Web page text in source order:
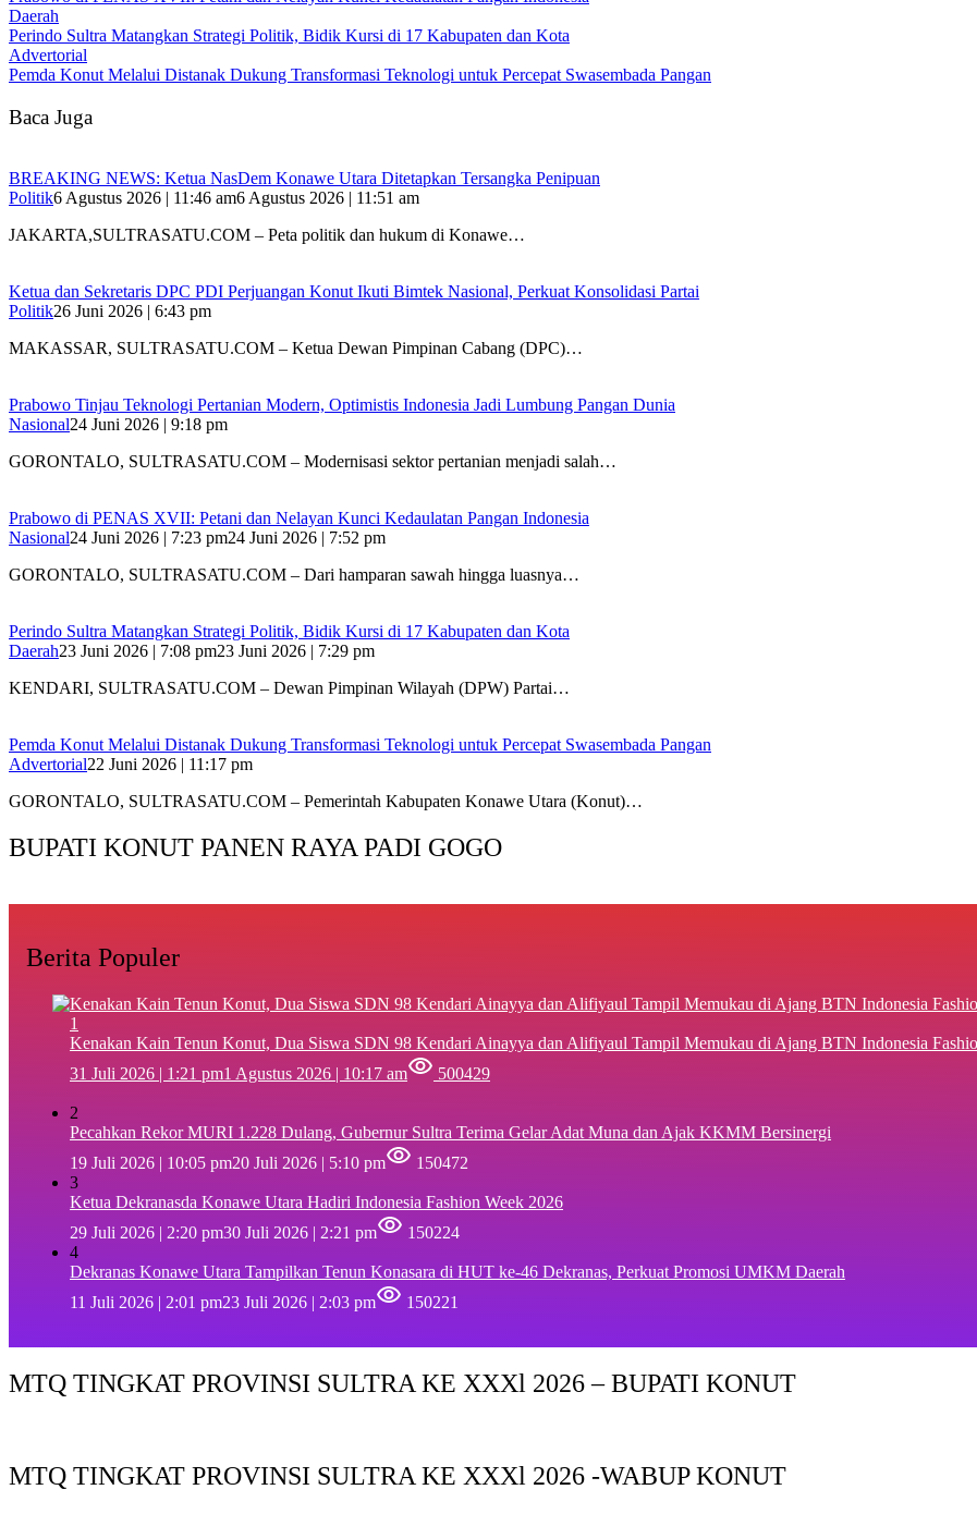
Daerah
Perindo Sultra Matangkan Strategi Politik, Bidik Kursi di 17 Kabupaten dan Kota
Advertorial
Pemda Konut Melalui Distanak Dukung Transformasi Teknologi untuk Percepat Swasembada Pangan
Baca Juga
BREAKING NEWS: Ketua NasDem Konawe Utara Ditetapkan Tersangka Penipuan
Politik6 Agustus 2026 | 11:46 am6 Agustus 2026 | 11:51 am
JAKARTA,SULTRASATU.COM – Peta politik dan hukum di Konawe…
Ketua dan Sekretaris DPC PDI Perjuangan Konut Ikuti Bimtek Nasional, Perkuat Konsolidasi Partai
Politik26 Juni 2026 | 6:43 pm
MAKASSAR, SULTRASATU.COM – Ketua Dewan Pimpinan Cabang (DPC)…
Prabowo Tinjau Teknologi Pertanian Modern, Optimistis Indonesia Jadi Lumbung Pangan Dunia
Nasional24 Juni 2026 | 9:18 pm
GORONTALO, SULTRASATU.COM – Modernisasi sektor pertanian menjadi salah…
Prabowo di PENAS XVII: Petani dan Nelayan Kunci Kedaulatan Pangan Indonesia
Nasional24 Juni 2026 | 7:23 pm24 Juni 2026 | 7:52 pm
GORONTALO, SULTRASATU.COM – Dari hamparan sawah hingga luasnya…
Perindo Sultra Matangkan Strategi Politik, Bidik Kursi di 17 Kabupaten dan Kota
Daerah23 Juni 2026 | 7:08 pm23 Juni 2026 | 7:29 pm
KENDARI, SULTRASATU.COM – Dewan Pimpinan Wilayah (DPW) Partai…
Pemda Konut Melalui Distanak Dukung Transformasi Teknologi untuk Percepat Swasembada Pangan
Advertorial22 Juni 2026 | 11:17 pm
GORONTALO, SULTRASATU.COM – Pemerintah Kabupaten Konawe Utara (Konut)…
BUPATI KONUT PANEN RAYA PADI GOGO
Berita Populer
1
‎Kenakan Kain Tenun Konut, Dua Siswa SDN 98 Kendari Ainayya dan Alifiyaul Tampil Memukau di Ajang BTN Indonesia
31 Juli 2026 | 1:21 pm1 Agustus 2026 | 10:17 am 500429
2
Pecahkan Rekor MURI 1.228 Dulang, Gubernur Sultra Terima Gelar Adat Muna dan Ajak KKMM Bersinergi
19 Juli 2026 | 10:05 pm20 Juli 2026 | 5:10 pm
150472
3
Ketua Dekranasda Konawe Utara Hadiri Indonesia Fashion Week 2026
29 Juli 2026 | 2:20 pm30 Juli 2026 | 2:21 pm
150224
4
Dekranas Konawe Utara Tampilkan Tenun Konasara di HUT ke-46 Dekranas, Perkuat Promosi UMKM Daerah
11 Juli 2026 | 2:01 pm23 Juli 2026 | 2:03 pm 150221
MTQ TINGKAT PROVINSI SULTRA KE XXXl 2026 – BUPATI KONUT
MTQ TINGKAT PROVINSI SULTRA KE XXXl 2026 -WABUP KONUT